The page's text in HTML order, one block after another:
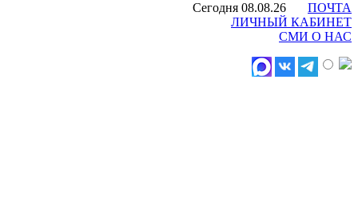
Сегодня 08.08.26
ПОЧТА
ЛИЧНЫЙ КАБИНЕТ
СМИ О НАС